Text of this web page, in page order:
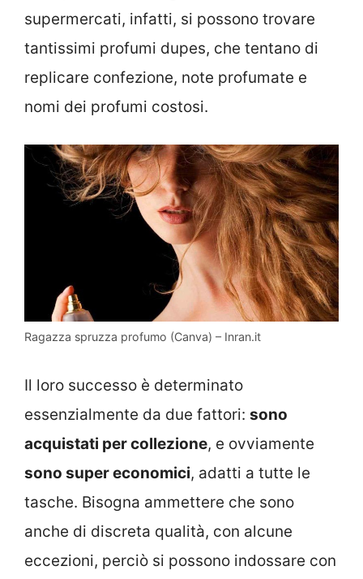
supermercati, infatti, si possono trovare
tantissimi profumi dupes, che tentano di
replicare confezione, note profumate e
nomi dei profumi costosi.
Ragazza spruzza profumo (Canva) – Inran.it
Il loro successo è determinato
essenzialmente da due fattori: sono
acquistati per collezione, e ovviamente
sono super economici, adatti a tutte le
tasche. Bisogna ammettere che sono
anche di discreta qualità, con alcune
eccezioni, perciò si possono indossare con